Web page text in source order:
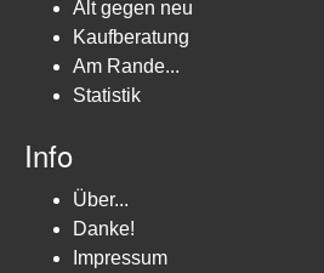
Alt gegen neu
Kaufberatung
Am Rande...
Statistik
Info
Über...
Danke!
Impressum